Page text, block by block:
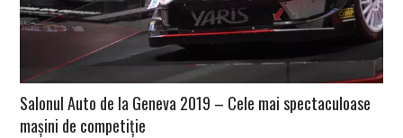
Salonul Auto de la Geneva 2019 – Cele mai spectaculoase
mașini de competiție